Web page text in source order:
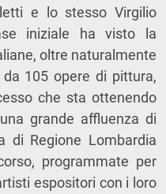
e lo stesso Virgilio
iniziale ha visto la
oltre naturalmente
105 opere di pittura,
che sta ottenendo
grande affluenza di
di Regione Lombardia
programmate per
espositori con i loro